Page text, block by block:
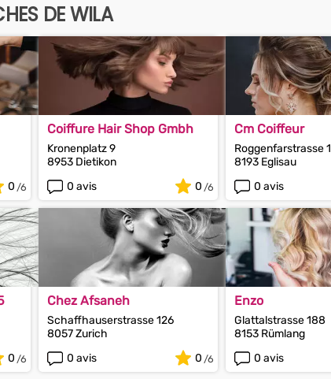
DE WILA
0
Coiffure Hair Shop Gmbh
Kronenplatz 9
8953 Dietikon
0 avis
0
Cm Coiffeur
Roggenfarstrasse 1
8193 Eglisau
0 avis
0
Chez Afsaneh
Schaffhauserstrasse 126
8057 Zurich
0 avis
0
Enzo
Glattalstrasse 188
8153 Rümlang
0 avis